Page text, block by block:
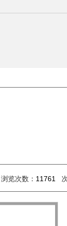
浏览次数： 11761